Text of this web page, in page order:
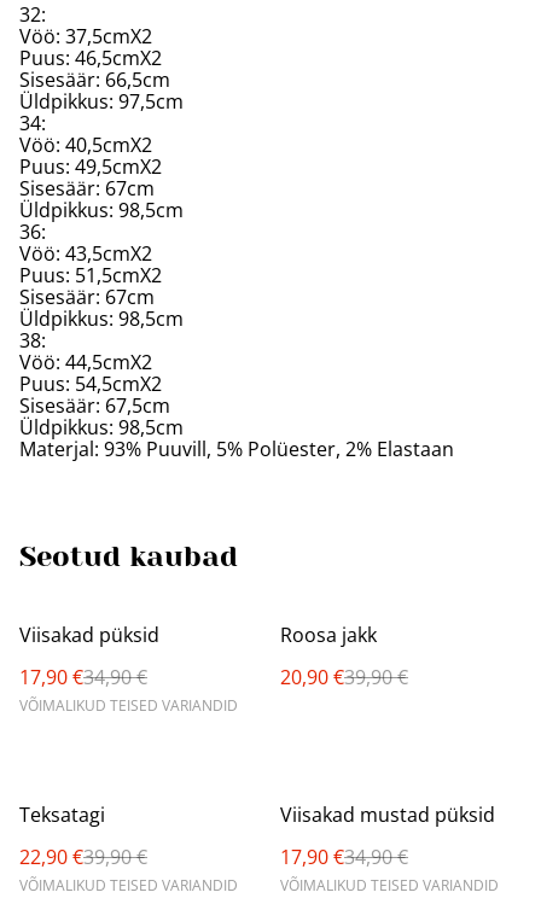
32:
Vöö: 37,5cmX2
Puus: 46,5cmX2
Sisesäär: 66,5cm
Üldpikkus: 97,5cm
34:
Vöö: 40,5cmX2
Puus: 49,5cmX2
Sisesäär: 67cm
Üldpikkus: 98,5cm
36:
Vöö: 43,5cmX2
Puus: 51,5cmX2
Sisesäär: 67cm
Üldpikkus: 98,5cm
38:
Vöö: 44,5cmX2
Puus: 54,5cmX2
Sisesäär: 67,5cm
Üldpikkus: 98,5cm
Materjal: 93% Puuvill, 5% Polüester, 2% Elastaan
Seotud kaubad
%
Viisakad püksid
17,90 €34,90 €
VÕIMALIKUD TEISED VARIANDID
%
Roosa jakk
20,90 €39,90 €
%
Teksatagi
22,90 €39,90 €
VÕIMALIKUD TEISED VARIANDID
%
Viisakad mustad püksid
17,90 €34,90 €
VÕIMALIKUD TEISED VARIANDID